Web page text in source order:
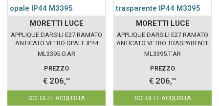
MORETTI LUCE
APPLIQUE DARSILI E27 RAMATO
ANTICATO VETRO OPALE IP44
M3395
ML3395.O.AR
PREZZO
€ 206,00
SCEGLI E ACQUISTA
MORETTI LUCE
APPLIQUE DARSILI E27 RAMATO
ANTICATO VETRO TRASPARENTE
IP44 M3395
ML3395.T.AR
PREZZO
€ 206,00
SCEGLI E ACQUISTA